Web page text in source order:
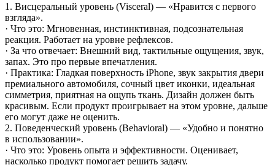
1. Висцеральный уровень (Visceral) — «Нравится с первого
взгляда».
· Что это: Мгновенная, инстинктивная, подсознательная
реакция. Работает на уровне рефлексов.
· За что отвечает: Внешний вид, тактильные ощущения, звук,
запах. Это про первые впечатления.
· Практика: Гладкая поверхность iPhone, звук закрытия двери
премиального автомобиля, сочный цвет иконки, идеальная
симметрия, приятная на ощупь ткань. Дизайн должен быть
красивым. Если продукт проигрывает на этом уровне, дальше
его могут даже не оценить.
2. Поведенческий уровень (Behavioral) — «Удобно и понятно
в использовании».
· Что это: Уровень опыта и эффективности. Оценивает,
насколько продукт помогает решить задачу.